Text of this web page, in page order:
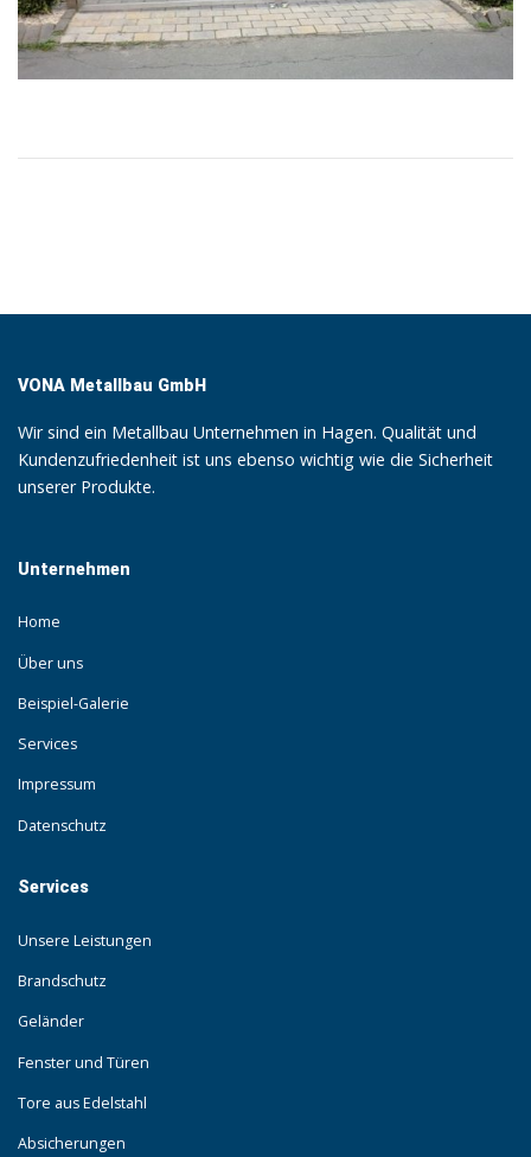
VONA Metallbau GmbH
Wir sind ein Metallbau Unternehmen in Hagen. Qualität und
Kundenzufriedenheit ist uns ebenso wichtig wie die Sicherheit
unserer Produkte.
Unternehmen
Home
Über uns
Beispiel-Galerie
Services
Impressum
Datenschutz
Services
Unsere Leistungen
Brandschutz
Geländer
Fenster und Türen
Tore aus Edelstahl
Absicherungen